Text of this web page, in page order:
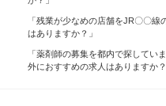
「残業が少なめの店舗をJR〇〇
はありますか？」
「薬剤師の募集を都内で探してい
外におすすめの求人はありますか